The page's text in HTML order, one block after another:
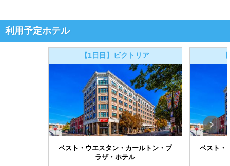
利用予定ホテル
【1日目】ビクトリア
ベスト・ウエスタン・カールトン・プ
ラザ・ホテル
ベスト・